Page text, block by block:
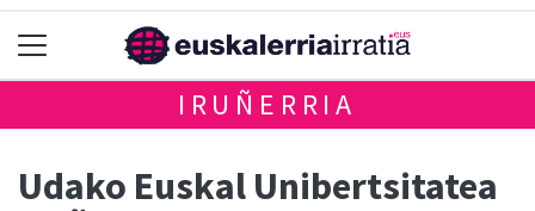
IRUÑERRIA
Udako Euskal Unibertsitatea